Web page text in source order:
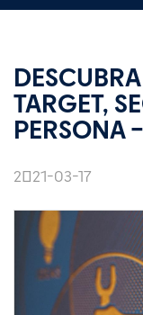
TARGET,
PERSONA
2021-03-17